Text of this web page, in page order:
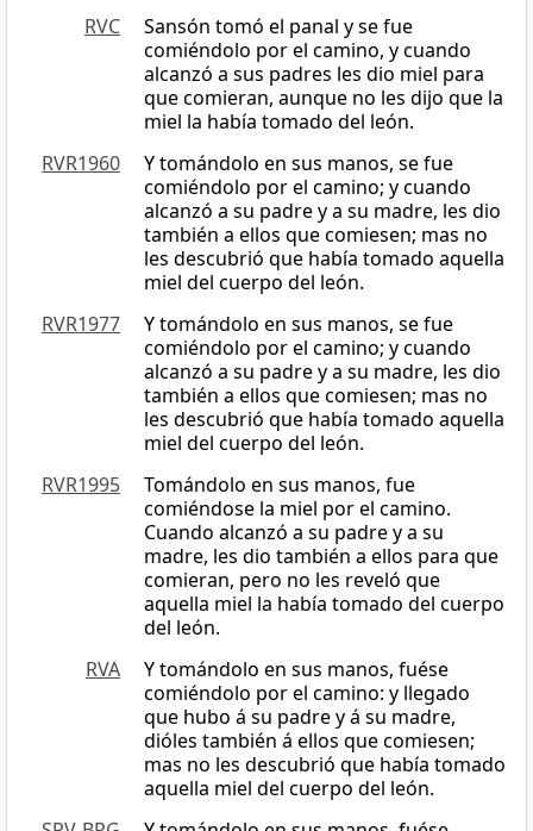
RVC
Sansón tomó el panal y se fue
comiéndolo por el camino, y cuando
alcanzó a sus padres les dio miel para
que comieran, aunque no les dijo que la
miel la había tomado del león.
RVR1960
Y tomándolo en sus manos, se fue
comiéndolo por el camino; y cuando
alcanzó a su padre y a su madre, les dio
también a ellos que comiesen; mas no
les descubrió que había tomado aquella
miel del cuerpo del león.
RVR1977
Y tomándolo en sus manos, se fue
comiéndolo por el camino; y cuando
alcanzó a su padre y a su madre, les dio
también a ellos que comiesen; mas no
les descubrió que había tomado aquella
miel del cuerpo del león.
RVR1995
Tomándolo en sus manos, fue
comiéndose la miel por el camino.
Cuando alcanzó a su padre y a su
madre, les dio también a ellos para que
comieran, pero no les reveló que
aquella miel la había tomado del cuerpo
del león.
RVA
Y tomándolo en sus manos, fuése
comiéndolo por el camino: y llegado
que hubo á su padre y á su madre,
dióles también á ellos que comiesen;
mas no les descubrió que había tomado
aquella miel del cuerpo del león.